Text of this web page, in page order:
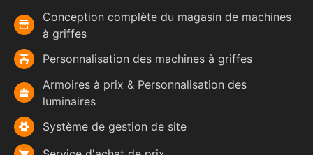
Conception complète du magasin de machines
à griffes
Personnalisation des machines à griffes
Armoires à prix & Personnalisation des
luminaires
Système de gestion de site